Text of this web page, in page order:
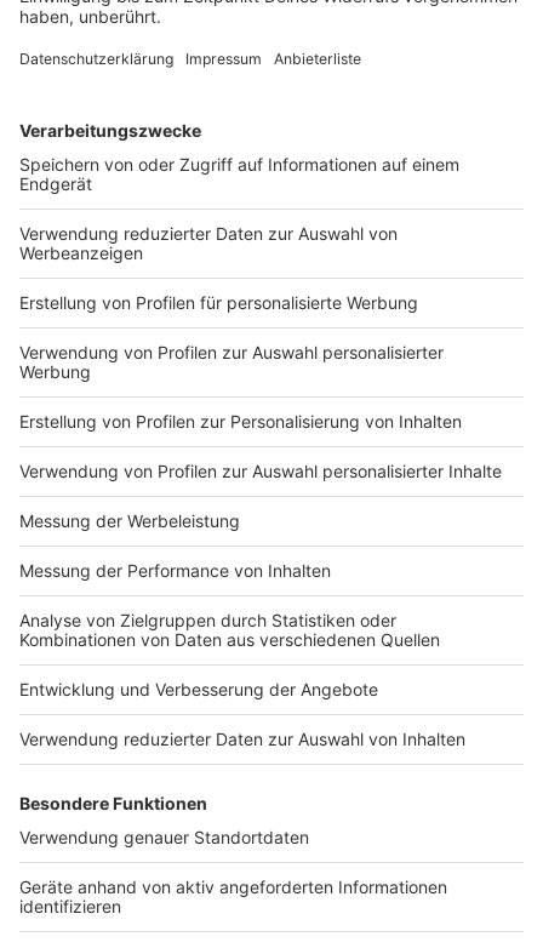
Platz 18 auf der NRW-Landesliste dürfte es wohl
Das sind die anderen Kandidatinnen und
Kandidaten
Anzeige
Weitere elf Kandidatinnen und Kandidaten haben sich
für das Direktmandat im Wahlkreis Münster aufstellen
lassen:
Klaus Kretzer(FDP, 42)
Helmut Birke (AfD, 67)
Kira Sawilla(Die Linke, 21)
Olaf Wirl (Freie Wähler, 54, wohnt in Greven)
Roland Scholle
(Die Partei, 42)
Alina Möller
Carina Beckmann(Volt, 28)
Peter Balint(Die Basis, 70)
Andrea Dumberger
(Internationale Liste, 63,
wohnt in Recklinghausen)
Manfred Stolper(Deutsche Kommunistische
Partei, 58, wohnt in Duisburg)
Wahlberechtigt sind gut 233.000 Münsteranerinnen
und Münsteraner. Wählen darf, wer mindestens 18
Jahre alt ist und seit mindestens drei Monaten in
Deutschland lebt. Die Wahlbeteiligung in Münster lag